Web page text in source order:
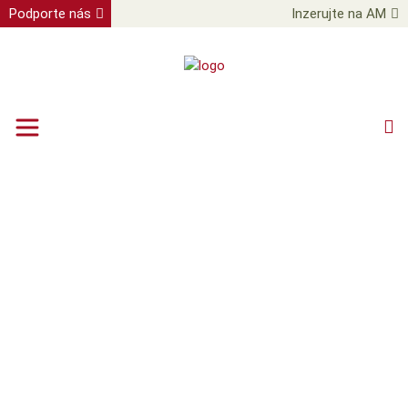
Podporte nás Inzerujte na AM